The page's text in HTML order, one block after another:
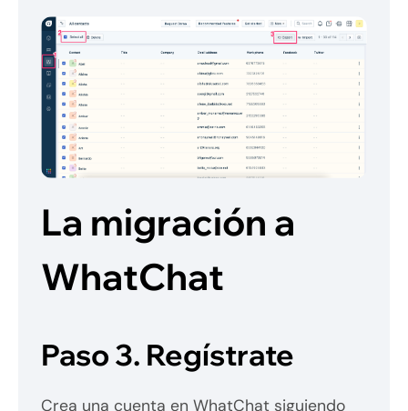
La migración a
WhatChat
Paso 3. Regístrate
Crea una cuenta en WhatChat siguiendo